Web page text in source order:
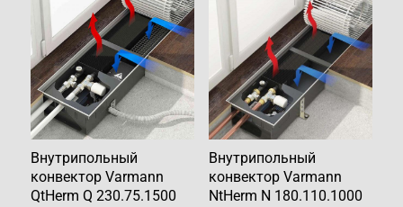
Внутрипольный
конвектор Varmann
QtHerm Q 230.75.1500
Внутрипольный
конвектор Varmann
NtHerm N 180.110.1000